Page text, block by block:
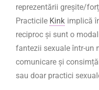
reprezentării greșite/
Practicile Kink implică
reciproc și sunt o
fantezii sexuale într-un
comunicare și
sau doar practici